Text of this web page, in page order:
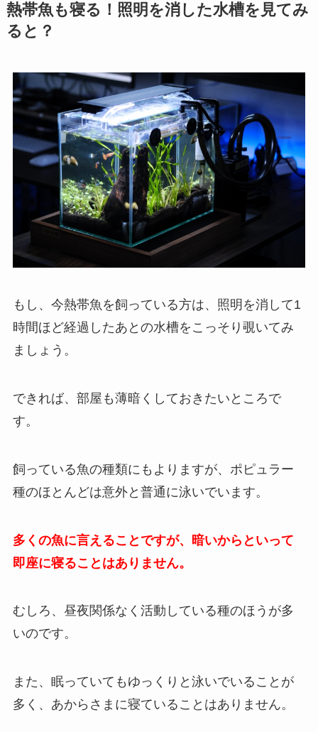
熱帯魚も寝る！照明を消した水槽を見てみ
ると？
もし、今熱帯魚を飼っている方は、照明を消して1
時間ほど経過したあとの水槽をこっそり覗いてみ
ましょう。
できれば、部屋も薄暗くしておきたいところで
す。
飼っている魚の種類にもよりますが、ポピュラー
種のほとんどは意外と普通に泳いでいます。
多くの魚に言えることですが、暗いからといって
即座に寝ることはありません。
むしろ、昼夜関係なく活動している種のほうが多
いのです。
また、眠っていてもゆっくりと泳いでいることが
多く、あからさまに寝ていることはありません。